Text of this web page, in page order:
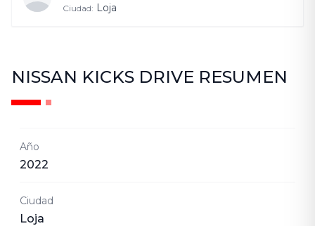
Ciudad: Loja
NISSAN KICKS DRIVE RESUMEN
Año
2022
Ciudad
Loja